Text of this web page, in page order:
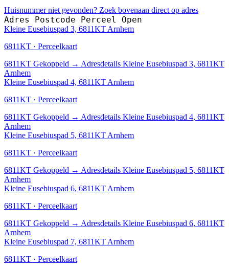
Huisnummer niet gevonden? Zoek bovenaan direct op adres
Adres Postcode Perceel Open
Kleine Eusebiuspad 3, 6811KT Arnhem
6811KT · Perceelkaart
6811KT Gekoppeld → Adresdetails Kleine Eusebiuspad 3, 6811KT
Arnhem
Kleine Eusebiuspad 4, 6811KT Arnhem
6811KT · Perceelkaart
6811KT Gekoppeld → Adresdetails Kleine Eusebiuspad 4, 6811KT
Arnhem
Kleine Eusebiuspad 5, 6811KT Arnhem
6811KT · Perceelkaart
6811KT Gekoppeld → Adresdetails Kleine Eusebiuspad 5, 6811KT
Arnhem
Kleine Eusebiuspad 6, 6811KT Arnhem
6811KT · Perceelkaart
6811KT Gekoppeld → Adresdetails Kleine Eusebiuspad 6, 6811KT
Arnhem
Kleine Eusebiuspad 7, 6811KT Arnhem
6811KT · Perceelkaart